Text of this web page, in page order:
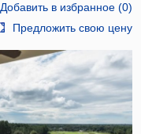
Добавить в избранное(0)
Предложить свою цену